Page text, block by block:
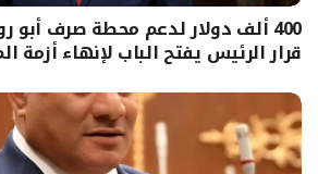
400 ألف دولار لدعم محطة صرف
قرار الرئيس يفتح الباب لإنهاء أزمة